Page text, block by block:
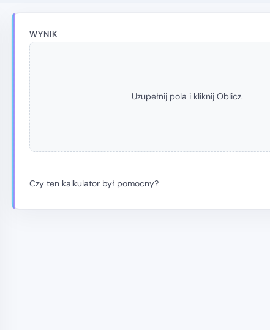
WYNIK
Uzupełnij pola i kliknij Oblicz.
Czy ten kalkulator był pomocny?